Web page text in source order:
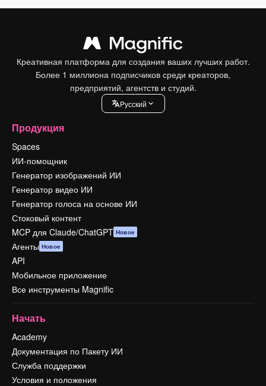
Креативная платформа для создания ваших лучших работ.
Более 1 миллиона подписчиков среди креаторов,
предприятий, агентств и студий.
Pусский
Продукция
Spaces
ИИ-помощник
Генератор изображений ИИ
Генератор видео ИИ
Генератор голоса на основе ИИ
Стоковый контент
MCP для Claude/ChatGPT Новое
Агенты Новое
API
Мобильное приложение
Все инструменты Magnific
Начать
Academy
Документация по Пакету ИИ
Служба поддержки
Условия и положения